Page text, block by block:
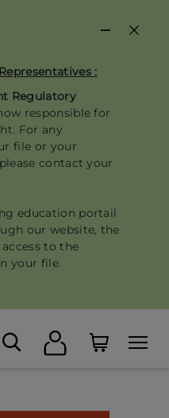
:
Regulatory
responsible for
For any
file or your
contact your
education portail
our website, the
to the
your file.